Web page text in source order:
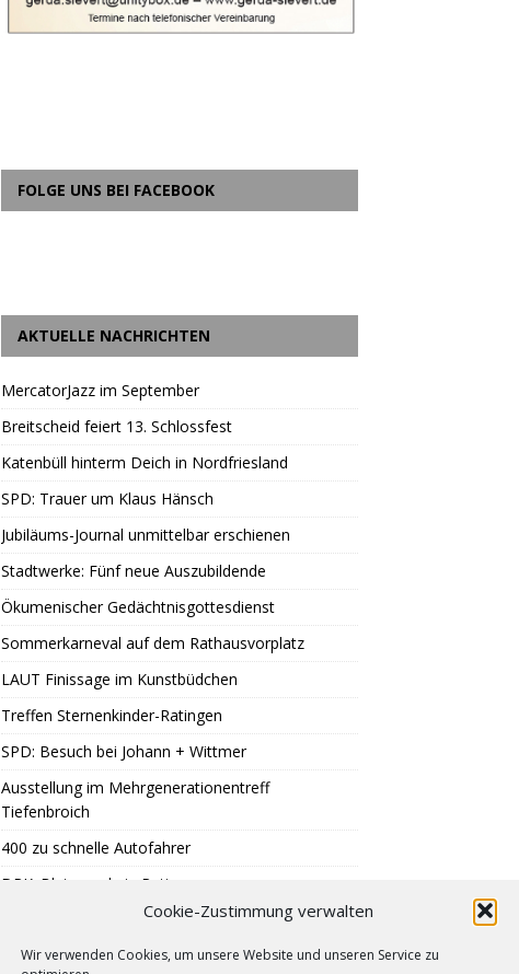
Cookie-Zustimmung verwalten
Wir verwenden Cookies, um unsere Website und unseren Service zu
FOLGE UNS BEI FACEBOOK
AKTUELLE NACHRICHTEN
MercatorJazz im September
Breitscheid feiert 13. Schlossfest
Katenbüll hinterm Deich in Nordfriesland
SPD: Trauer um Klaus Hänsch
Jubiläums-Journal unmittelbar erschienen
Stadtwerke: Fünf neue Auszubildende
Ökumenischer Gedächtnisgottesdienst
Sommerkarneval auf dem Rathausvorplatz
LAUT Finissage im Kunstbüdchen
Treffen Sternenkinder-Ratingen
SPD: Besuch bei Johann + Wittmer
Ausstellung im Mehrgenerationentreff
Tiefenbroich
400 zu schnelle Autofahrer
DRK: Blutspende in Ratingen
Sommer auf Eis legen